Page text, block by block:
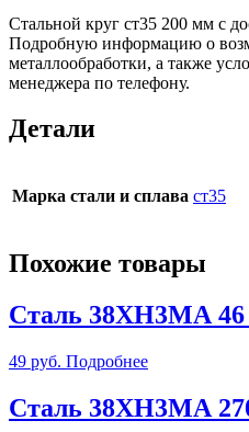
Стальной круг ст35 200 мм c
Подробную информацию о
металлообработки, а также
менеджера по телефону.
Детали
Марка стали и сплава ст35
Похожие товары
Сталь 38ХН3МА
49 руб. Подробнее
Сталь 38ХН3МА